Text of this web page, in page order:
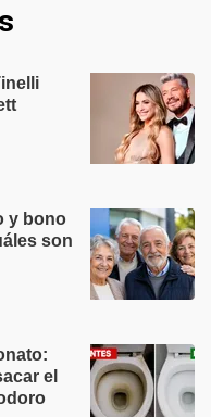
y bono
son
el